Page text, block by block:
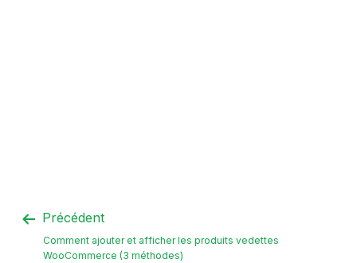
Précédent
Comment ajouter et afficher les produits vedettes
WooCommerce (3 méthodes)